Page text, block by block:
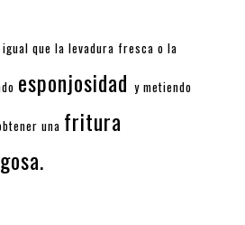
que la levadura fresca o la
esponjosidad y metiendo
una fritura